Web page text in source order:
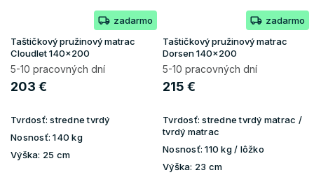
zadarmo
Taštičkový pružinový matrac
Cloudlet 140x200
5-10 pracovných dní
203 €
Tvrdosť: stredne tvrdý
Nosnosť: 140 kg
Výška: 25 cm
zadarmo
Taštičkový pružinový matrac
Dorsen 140x200
5-10 pracovných dní
215 €
Tvrdosť:stredne tvrdý matrac /
tvrdý matrac
Nosnosť: 110 kg / lôžko
Výška: 23 cm